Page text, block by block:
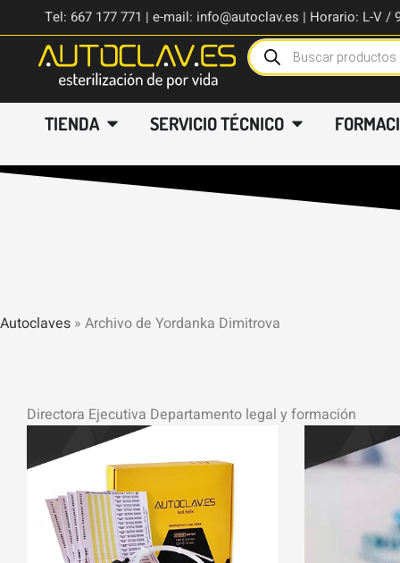
Tel: 667 177 771 | e-mail: info@autoclav.es | Horario: L-V /
TIENDA SERVICIO TÉCNICO
Autoclaves » Archivo de Yordanka Dimitrova
Directora Ejecutiva Departamento legal y formación